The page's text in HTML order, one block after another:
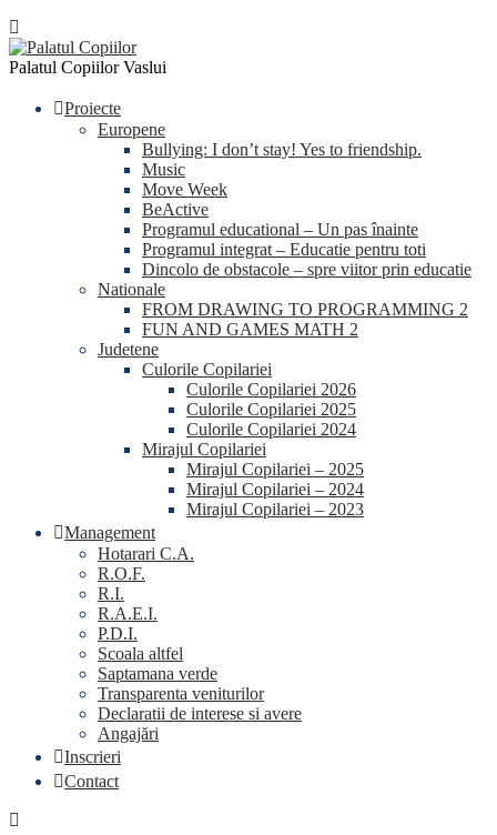
Palatul Copiilor Vaslui
Proiecte
Europene
Bullying: I don’t stay! Yes to friendship.
Music
Move Week
BeActive
Programul educational – Un pas înainte
Programul integrat – Educatie pentru toti
Dincolo de obstacole – spre viitor prin educatie
Nationale
FROM DRAWING TO PROGRAMMING 2
FUN AND GAMES MATH 2
Judetene
Culorile Copilariei
Culorile Copilariei 2026
Culorile Copilariei 2025
Culorile Copilariei 2024
Mirajul Copilariei
Mirajul Copilariei – 2025
Mirajul Copilariei – 2024
Mirajul Copilariei – 2023
Management
Hotarari C.A.
R.O.F.
R.I.
R.A.E.I.
P.D.I.
Scoala altfel
Saptamana verde
Transparenta veniturilor
Declaratii de interese si avere
Angajări
Inscrieri
Contact